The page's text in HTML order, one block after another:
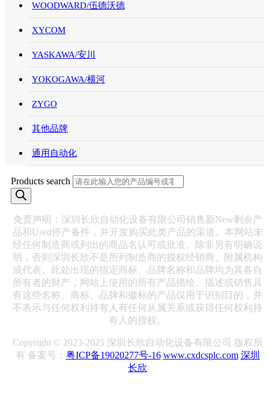
WOODWARD/伍德沃德
XYCOM
YASKAWA/安川
YOKOGAWA/横河
ZYGO
其他品牌
通用自动化
Products search
免责声明：深圳长欣自动化设备有限公司销售新New剩余产
品和Used停产备件，并开发购买此类产品的渠道。本网站未
经任何制造商或列出的商品名认可或批准。除非另有明确说
明，否则深圳长欣不是所列制造商的授权经销商、附属机构
或代表。此处出现的指定商标、品牌名称和品牌均为其各自
所有者的财产，网站上使用的所有产品描绘、描述或销售具
有这些名称、商标、品牌和徽标的产品仅用于识别目的，并
不表示与任何权利持有人有任何从属关系或获得任何权利持
有人的授权。
Copyright © 2023-2025 深圳长欣自动化设备有限公司 版权所
有 备案号： 粤ICP备19020277号-16 www.cxdcsplc.com 深圳
长欣